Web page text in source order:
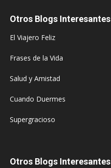
Otros Blogs Interesantes
El Viajero Feliz
Frases de la Vida
Salud y Amistad
Cuando Duermes
Supergracioso
Otros Blogs Interesantes